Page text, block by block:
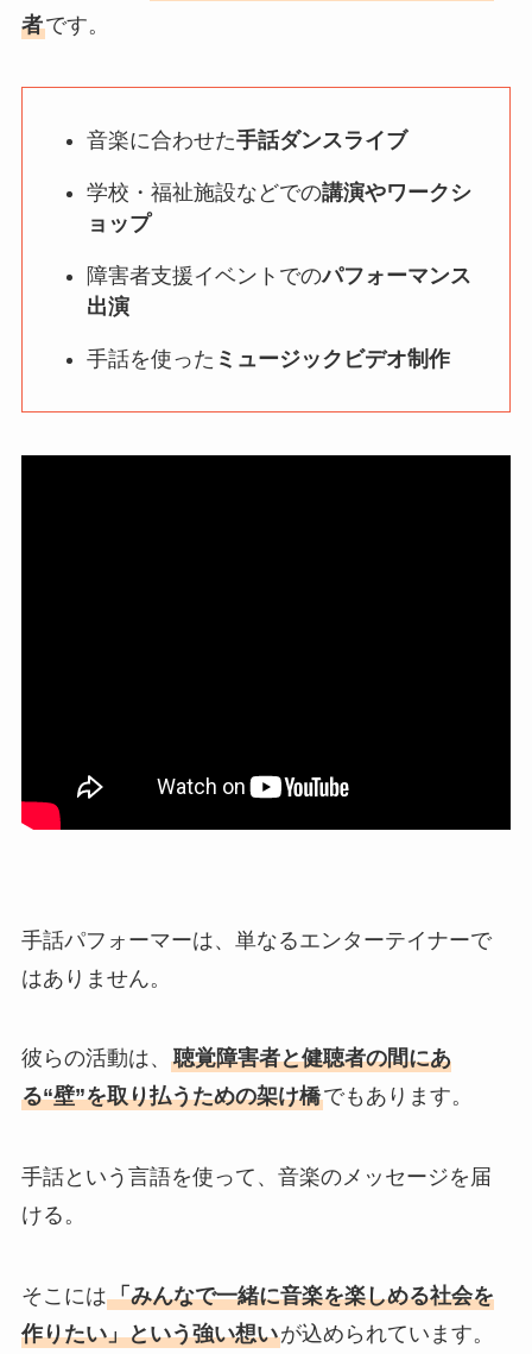
者です。
音楽に合わせた手話ダンスライブ
学校・福祉施設などでの講演やワークシ
ョップ
障害者支援イベントでのパフォーマンス
出演
手話を使った ミュージックビデオ制作
手話パフォーマーは、単なるエンターテイナーで
はありません。
彼らの活動は、 聴覚障害者と健聴者の間にあ
る“壁”を取り払うための架け橋でもあります。
手話という言語を使って、音楽のメッセージを届
ける。
そこには「みんなで一緒に音楽を楽しめる社会を
作りたい」という強い想いが込められています。